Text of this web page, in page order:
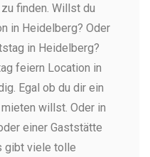
finden. Willst du
in Heidelberg? Oder
in Heidelberg?
feiern Location in
Egal ob du dir ein
willst. Oder in
einer Gaststätte
gibt viele tolle